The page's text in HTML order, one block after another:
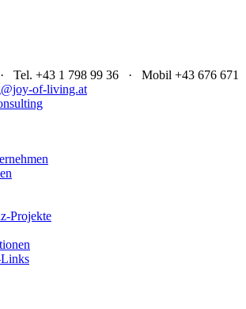
Tel. +43 1 798 99 36 · Mobil +43 676 671
of-living.at
Projekte